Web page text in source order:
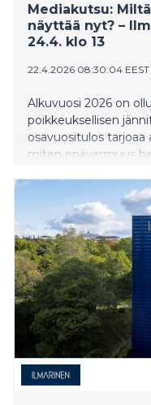
​​Mediakutsu:
näyttää nyt? –
24.4. klo 13​
22.4.2026 08:30:04 EEST
Alkuvuosi 2026 on
poikkeuksellisen
osavuositulos
miten epävarmuus